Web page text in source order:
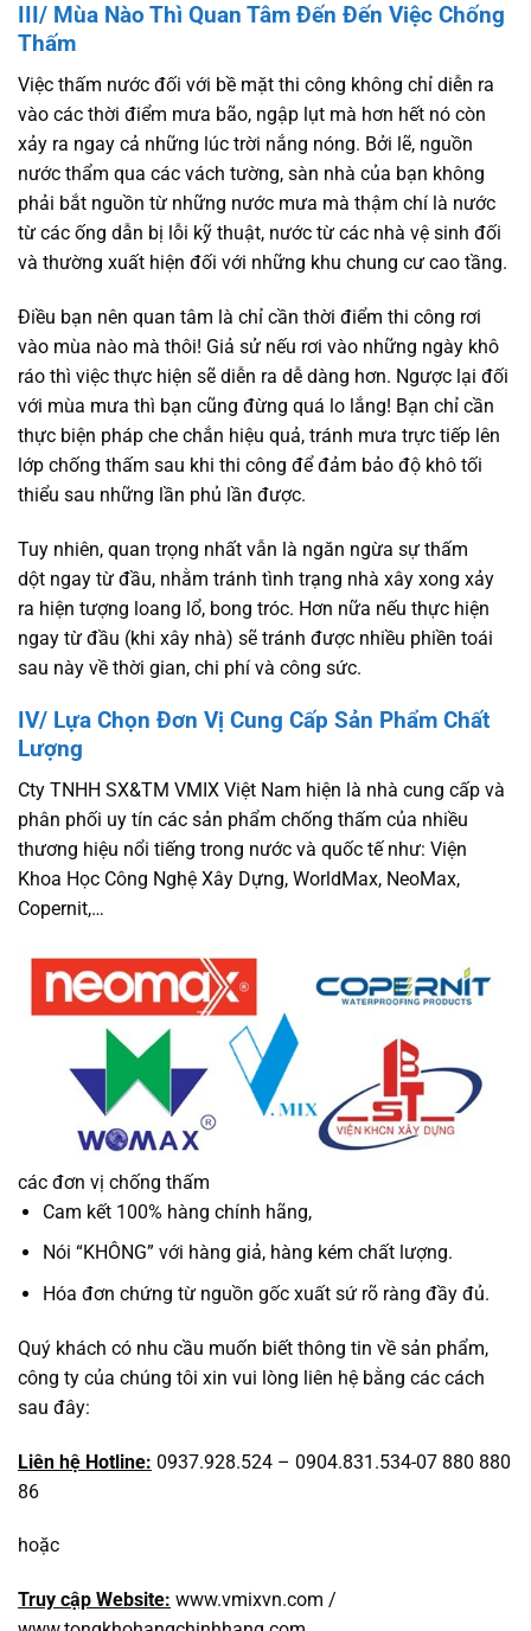
III/ Mùa Nào Thì Quan Tâm Đến Đến Việc Chống
Thấm
Việc thấm nước đối với bề mặt thi công không chỉ diễn ra
vào các thời điểm mưa bão, ngập lụt mà hơn hết nó còn
xảy ra ngay cả những lúc trời nắng nóng. Bởi lẽ, nguồn
nước thẩm qua các vách tường, sàn nhà của bạn không
phải bắt nguồn từ những nước mưa mà thậm chí là nước
từ các ống dẫn bị lỗi kỹ thuật, nước từ các nhà vệ sinh đối
và thường xuất hiện đối với những khu chung cư cao tầng.
Điều bạn nên quan tâm là chỉ cần thời điểm thi công rơi
vào mùa nào mà thôi! Giả sử nếu rơi vào những ngày khô
ráo thì việc thực hiện sẽ diễn ra dễ dàng hơn. Ngược lại đối
với mùa mưa thì bạn cũng đừng quá lo lắng! Bạn chỉ cần
thực biện pháp che chắn hiệu quả, tránh mưa trực tiếp lên
lớp chống thấm sau khi thi công để đảm bảo độ khô tối
thiểu sau những lần phủ lần được.
Tuy nhiên, quan trọng nhất vẫn là ngăn ngừa sự thấm
dột ngay từ đầu, nhằm tránh tình trạng nhà xây xong xảy
ra hiện tượng loang lổ, bong tróc. Hơn nữa nếu thực hiện
ngay từ đầu (khi xây nhà) sẽ tránh được nhiều phiền toái
sau này về thời gian, chi phí và công sức.
IV/ Lựa Chọn Đơn Vị Cung Cấp Sản Phẩm Chất
Lượng
Cty TNHH SX&TM VMIX Việt Nam hiện là nhà cung cấp và
phân phối uy tín các sản phẩm chống thấm của nhiều
thương hiệu nổi tiếng trong nước và quốc tế như: Viện
Khoa Học Công Nghệ Xây Dựng, WorldMax, NeoMax,
Copernit,…
các đơn vị chống thấm
Cam kết 100% hàng chính hãng,
Nói “KHÔNG” với hàng giả, hàng kém chất lượng.
Hóa đơn chứng từ nguồn gốc xuất sứ rõ ràng đầy đủ.
Quý khách có nhu cầu muốn biết thông tin về sản phẩm,
công ty của chúng tôi xin vui lòng liên hệ bằng các cách
sau đây:
Liên hệ Hotline: 0937.928.524 – 0904.831.534-07 880 880
86
hoặc
Truy cập Website: www.vmixvn.com /